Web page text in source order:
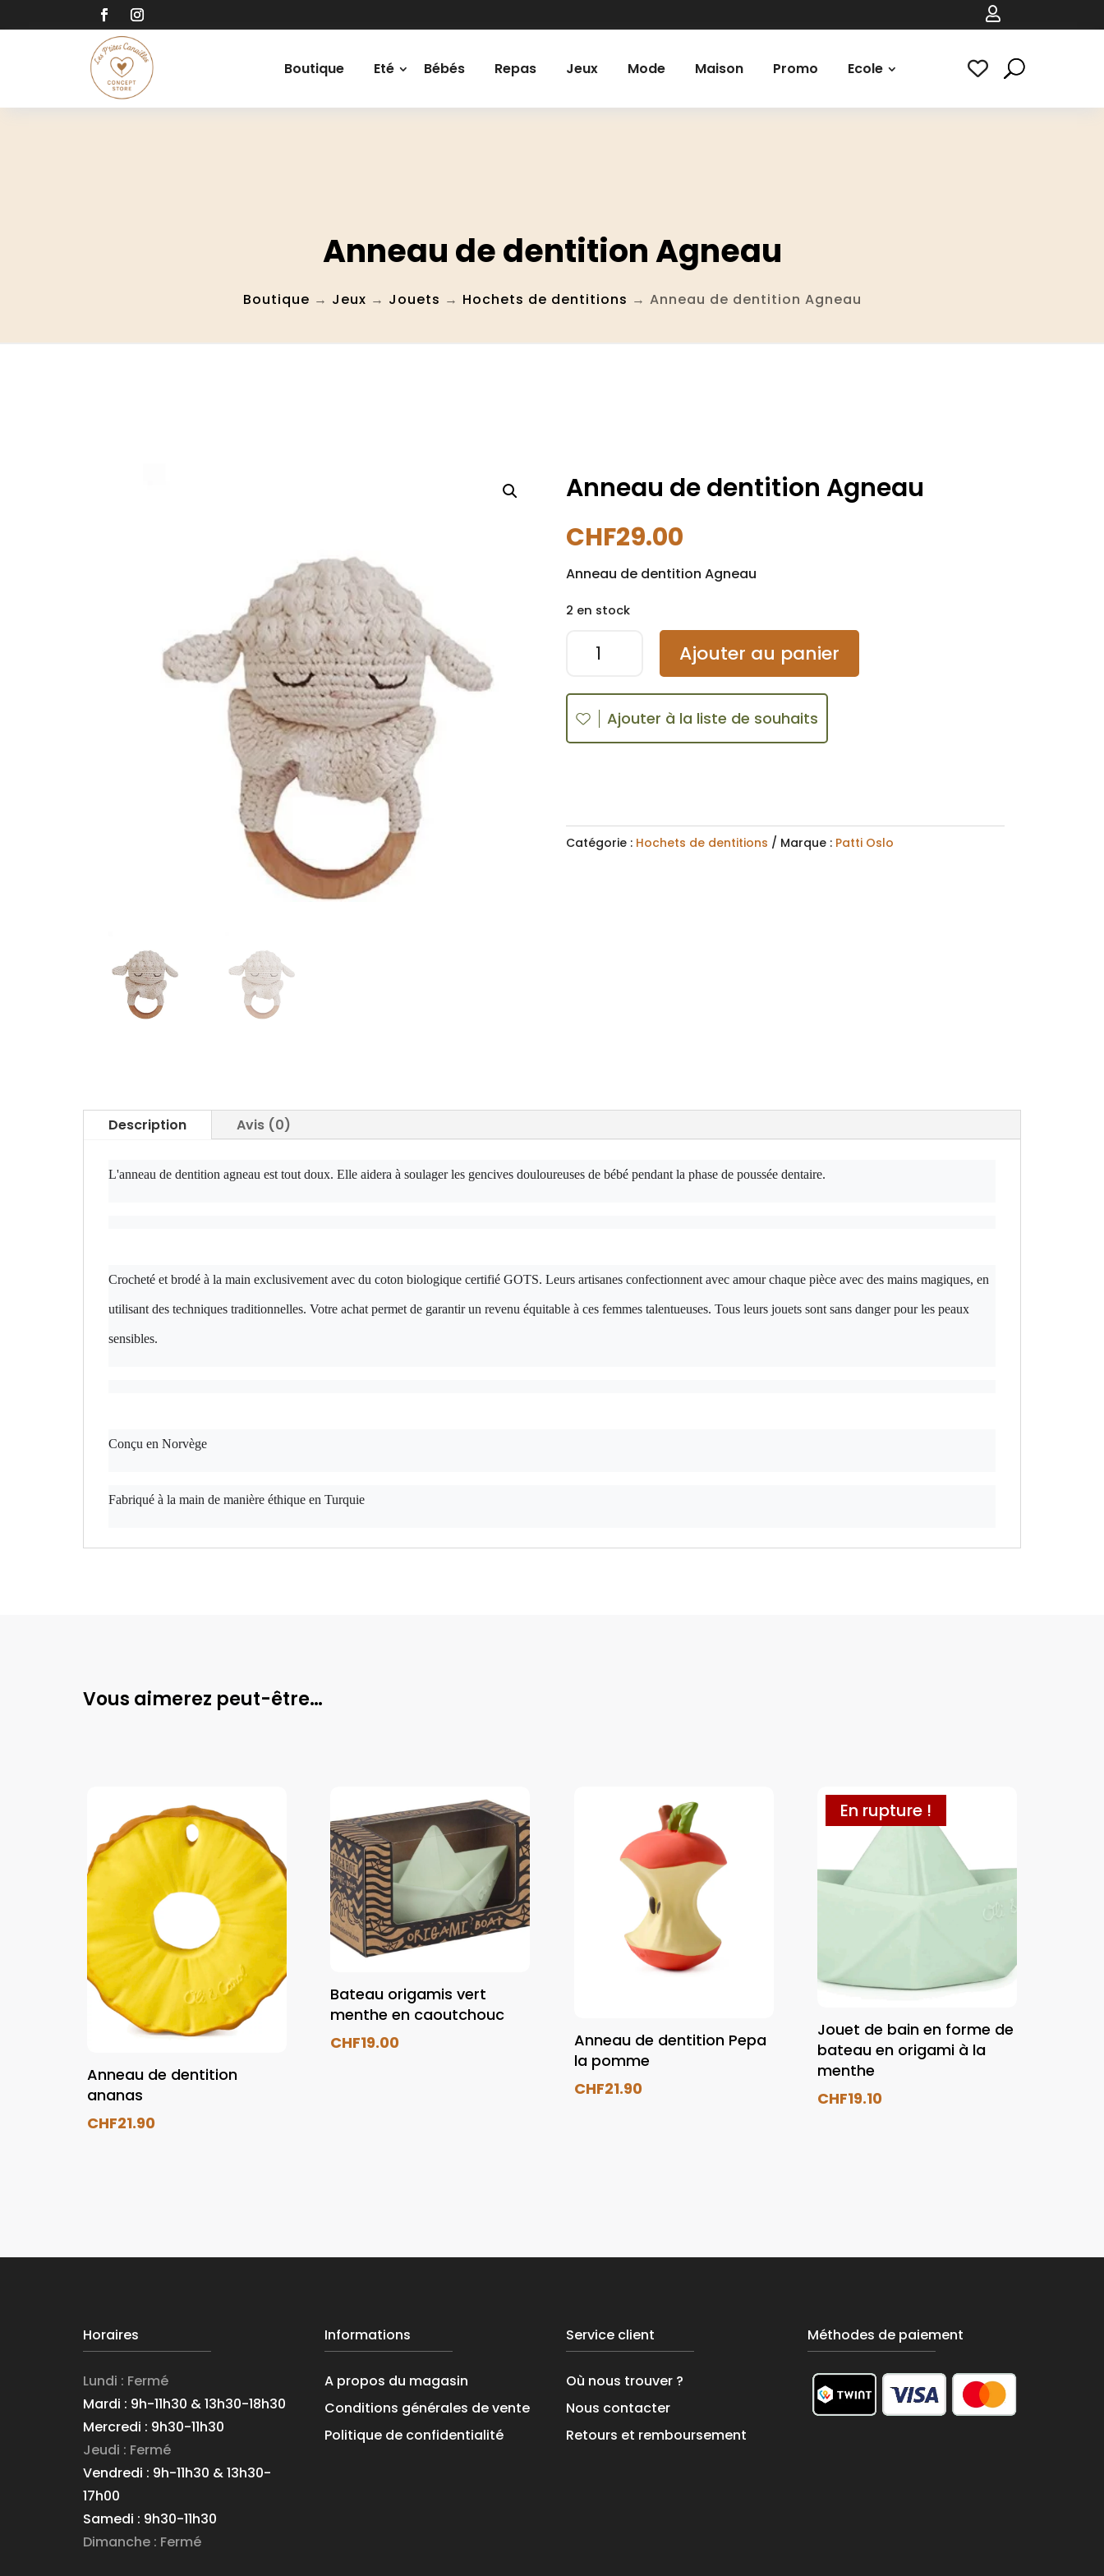

Boutique Eté Bébés Repas Jeux Mode Maison Promo Ecole
Anneau de dentition Agneau
Boutique → Jeux → Jouets → Hochets de dentitions → Anneau de dentition Agneau
Anneau de dentition Agneau
CHF29.00
Anneau de dentition Agneau
2 en stock
de
dentition
Ajouter au panier
Ajouter à la liste de souhaits
i
v
Catégorie : Hochets de dentitions Marque : Patti Oslo
Description Avis (0)
L'anneau de dentition agneau est tout doux. Elle aidera à soulager les gencives douloureuses de bébé pendant la phase de poussée dentaire.
Crocheté et brodé à la main exclusivement avec du coton biologique certifié GOTS. Leurs artisanes confectionnent avec amour chaque pièce avec des mains magiques, en
utilisant des techniques traditionnelles. Votre achat permet de garantir un revenu équitable à ces femmes talentueuses. Tous leurs jouets sont sans danger pour les peaux
sensibles.
Conçu en Norvège
Fabriqué à la main de manière éthique en Turquie
Vous aimerez peut-être…
Anneau de dentition
ananas
CHF21.90
Bateau origamis vert
menthe en caoutchouc
CHF19.00
Anneau de dentition Pepa
la pomme
CHF21.90
En rupture !
Jouet de bain en forme de
bateau en origami à la
menthe
CHF19.10
Horaires
Lundi : Fermé
Mardi : 9h-11h30 & 13h30-18h30
Mercredi : 9h30-11h30
Jeudi : Fermé
Vendredi : 9h-11h30 & 13h30-
17h00
Samedi : 9h30-11h30
Dimanche : Fermé
Informations
A propos du magasin
Conditions générales de vente
Politique de confidentialité
Service client
Où nous trouver ?
Nous contacter
Retours et remboursement
Méthodes de paiement